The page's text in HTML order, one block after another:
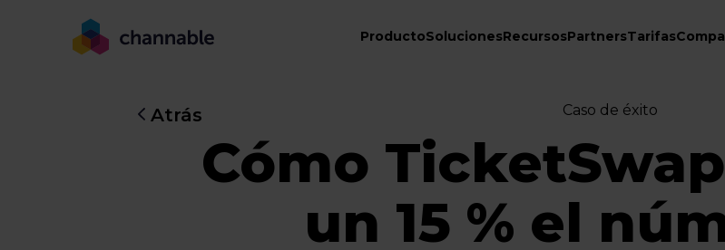
ProductoSolucionesRecursosPartnersTarifas
Atrás Caso de éxito
Cómo
un 15 % el